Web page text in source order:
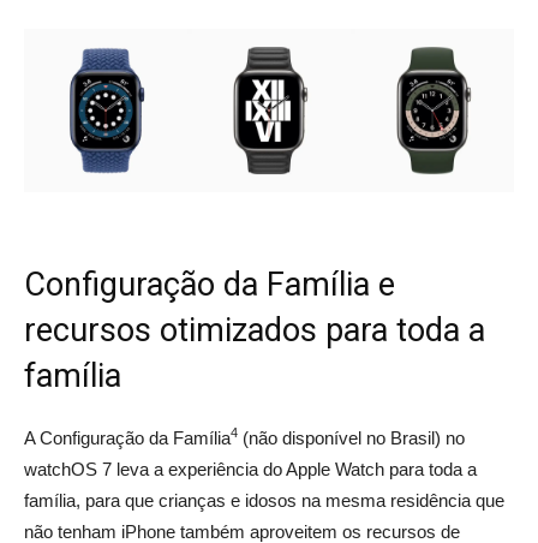
Configuração da Família e
recursos otimizados para toda a
família
A Configuração da Família4 (não disponível no Brasil) no
watchOS 7 leva a experiência do Apple Watch para toda a
família, para que crianças e idosos na mesma residência que
não tenham iPhone também aproveitem os recursos de